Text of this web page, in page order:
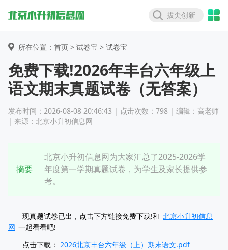
拔尖创新
所在位置：首页 > 试卷宝 > 试卷宝
免费下载!2026年丰台六年级上
语文期末真题试卷（无答案）
发布时间：2026-08-08 20:46:43 | 点击次数：798 | 编辑：高老师
| 来源：北京小升初信息网
摘要
北京小升初信息网为大家汇总了2025-2026学
年度第一学期真题试卷，为学生及家长提供参
考。
现真题试卷已出，点击下方链接免费下载!和 北京小升初信息
网 一起看看吧!
点击下载： 2026北京丰台六年级（上）期末语文.pdf